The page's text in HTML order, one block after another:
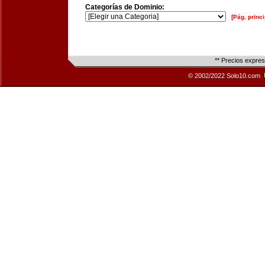
Categorías de Dominio:
[Pág.
** Precios
© 2002/2022 Solo10.com